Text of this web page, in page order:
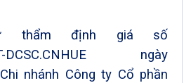
thẩm định giá số
DCSC.CNHUE ngày
nhánh Công ty Cổ phần